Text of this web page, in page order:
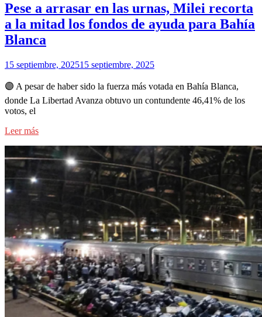
Pese a arrasar en las urnas, Milei recorta
a la mitad los fondos de ayuda para Bahía
Blanca
15 septiembre, 202515 septiembre, 2025
🟣 A pesar de haber sido la fuerza más votada en Bahía Blanca,
donde La Libertad Avanza obtuvo un contundente 46,41% de los
votos, el
Leer más